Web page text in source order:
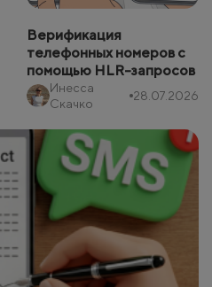
Верификация
телефонных номеров с
помощью HLR-запросов
Инесса
Скачко
28.07.2026